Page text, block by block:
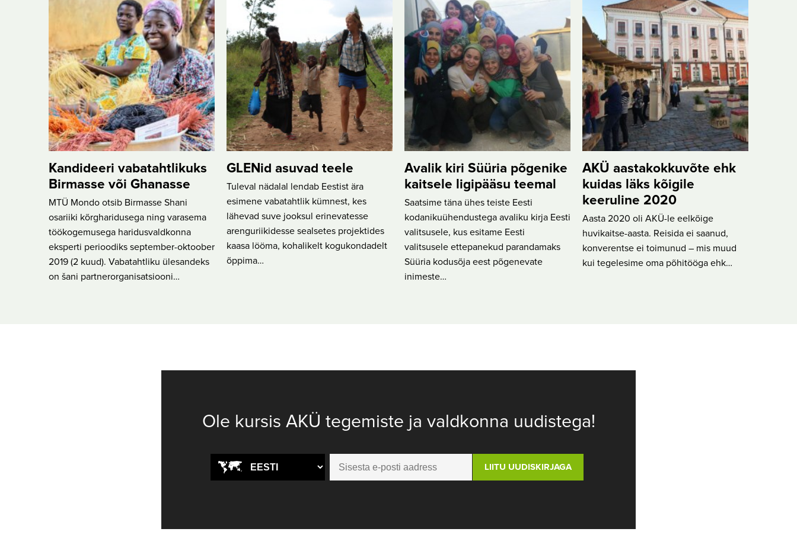
Kandideeri vabatahtlikuks
Birmasse või Ghanasse
MTÜ Mondo otsib Birmasse Shani
osariiki kõrgharidusega ning varasema
töökogemusega haridusvaldkonna
eksperti perioodiks september-oktoober
2019 (2 kuud). Vabatahtliku ülesandeks
on šani partnerorganisatsiooni…
GLENid asuvad teele
Tuleval nädalal lendab Eestist ära
esimene vabatahtlik kümnest, kes
lähevad suve jooksul erinevatesse
arenguriikidesse sealsetes projektides
kaasa lööma, kohalikelt kogukondadelt
õppima…
Avalik kiri Süüria põgenike
kaitsele ligipääsu teemal
Saatsime täna ühes teiste Eesti
kodanikuühendustega avaliku kirja Eesti
valitsusele, kus esitame Eesti
valitsusele ettepanekud parandamaks
Süüria kodusõja eest põgenevate
inimeste…
AKÜ aastakokkuvõte ehk
kuidas läks kõigile
keeruline 2020
Aasta 2020 oli AKÜ-le eelkõige
huvikaitse-aasta. Reisida ei saanud,
konverentse ei toimunud – mis muud
kui tegelesime oma põhitööga ehk…
Ole kursis AKÜ tegemiste ja valdkonna uudistega!